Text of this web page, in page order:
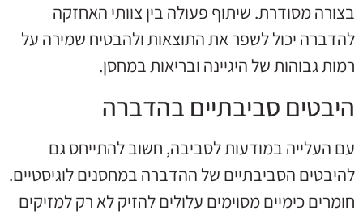
בצורה מסודרת. שיתוף פעולה בין צוותי האחזקה
להדברה יכול לשפר את התוצאות ולהבטיח שמירה על
רמות גבוהות של היגיינה ובריאות במחסן.
היבטים סביבתיים בהדברה
עם העלייה במודעות לסביבה, חשוב להתייחס גם
להיבטים הסביבתיים של ההדברה במחסנים לוגיסטיים.
חומרים כימיים מסוימים עלולים להזיק לא רק למזיקים